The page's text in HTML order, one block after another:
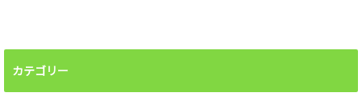
カテゴリー